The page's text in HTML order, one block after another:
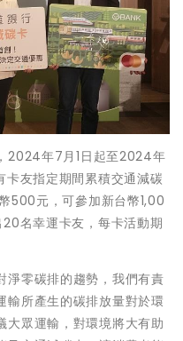
2024年7月1日起至2024年
友指定期間累積交通減碳
500元，可參加新台幣1,00
名幸運卡友，每卡活動期
淨零碳排的趨勢，我們有責
輸所產生的碳排放量對於環
大眾運輸，對環境將大有助